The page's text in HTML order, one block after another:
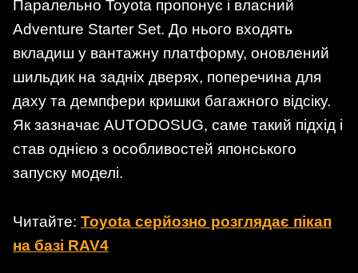
Паралельно Toyota пропонує і власний
Adventure Starter Set. До нього входять
вкладиш у вантажну платформу, оновлений
шильдик на задніх дверях, поперечина для
даху та демпфери кришки багажного відсіку.
Як зазначає AUTODOSUG, саме такий підхід і
став однією з особливостей японського
запуску моделі.
Читайте: Toyota серйозно розглядає пікап
на базі RAV4